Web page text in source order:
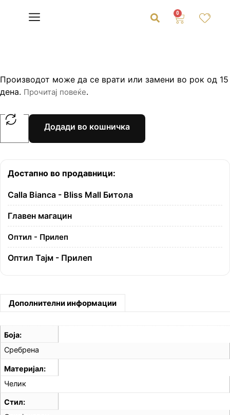
0
Додади во кошничка
Производот може да се врати или замени во рок од 15
дена. Прочитај повеќе.
Достапно во продавници:
Calla Bianca - Bliss Mall Битола
Главен магацин
Оптил - Прилеп
Оптил Тајм - Прилеп
Дополнителни информации
Боја
Сребрена
Материјал
Челик
Стил